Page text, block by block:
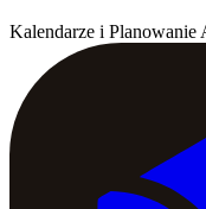
Kalendarze i Planowanie